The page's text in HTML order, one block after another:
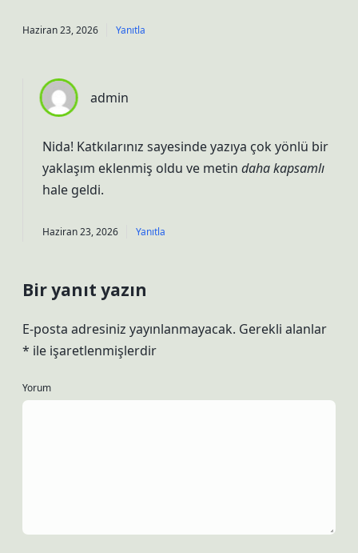
Haziran 23, 2026 Yanıtla
admin
Nida! Katkılarınız sayesinde yazıya çok yönlü bir
yaklaşım eklenmiş oldu ve metin daha kapsamlı
hale geldi.
Haziran 23, 2026 Yanıtla
Bir yanıt yazın
E-posta adresiniz yayınlanmayacak. Gerekli alanlar
* ile işaretlenmişlerdir
Yorum